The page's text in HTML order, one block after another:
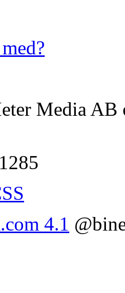
Media AB
4.1